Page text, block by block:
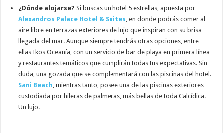
¿Dónde alojarse?Si buscas un hotel 5 estrellas, apuesta por
Alexandros Palace Hotel & Suites , en donde podrás comer al
aire libre en terrazas exteriores de lujo que inspiran con su brisa
llegada del mar. Aunque siempre tendrás otras opciones, entre
ellas Ikos Oceanía, con un servicio de bar de playa en primera línea
y restaurantes temáticos que cumplirán todas tus expectativas. Sin
duda, una gozada que se complementará con las piscinas del hotel.
Sani Beach , mientras tanto, posee una de las piscinas exteriores
custodiada por hileras de palmeras, más bellas de toda Calcídica.
Un lujo.